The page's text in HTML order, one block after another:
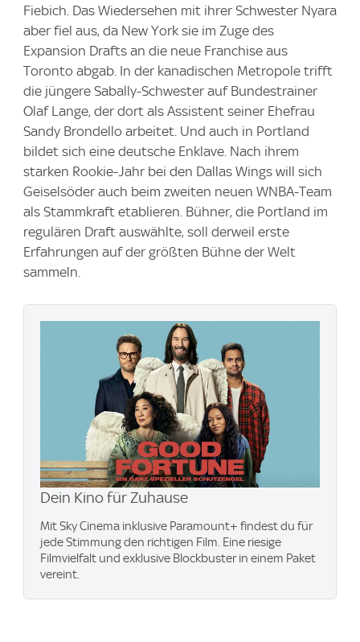
Fiebich. Das Wiedersehen mit ihrer Schwester Nyara
aber fiel aus, da New York sie im Zuge des
Expansion Drafts an die neue Franchise aus
Toronto abgab. In der kanadischen Metropole trifft
die jüngere Sabally-Schwester auf Bundestrainer
Olaf Lange, der dort als Assistent seiner Ehefrau
Sandy Brondello arbeitet. Und auch in Portland
bildet sich eine deutsche Enklave. Nach ihrem
starken Rookie-Jahr bei den Dallas Wings will sich
Geiselsöder auch beim zweiten neuen WNBA-Team
als Stammkraft etablieren. Bühner, die Portland im
regulären Draft auswählte, soll derweil erste
Erfahrungen auf der größten Bühne der Welt
sammeln.
Dein Kino für Zuhause
Mit Sky Cinema inklusive Paramount+​ findest du für
jede Stimmung den richtigen Film. Eine riesige
Filmvielfalt und exklusive Blockbuster in einem Paket
vereint.